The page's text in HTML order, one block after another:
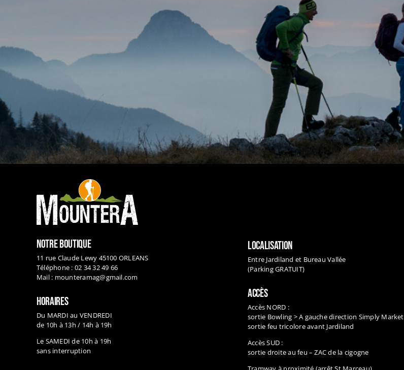
NOTRE BOUTIQUE
11 rue Claude Lewy 45100 ORLEANS
Téléphone : 02 34 32 49 66
Mail : mounteramag@gmail.com
HORAIRES
Du MARDI au VENDREDI
de 10h à 13h / 14h à 19h
Le SAMEDI de 10h à 19h
sans interruption
LOCALISATION
Entre Jardiland et Bureau Vallée
(Parking GRATUIT)
ACCÈS
Accès NORD :
sortie Bowling > A gauche direction Simply Market
sortie feu tricolore avant Jardiland
Accès SUD :
sortie droite au feu – ZAC de la cigogne